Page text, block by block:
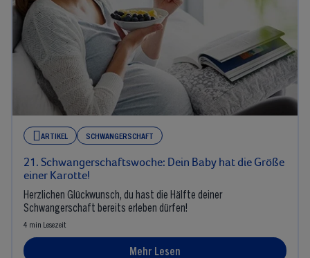
ARTIKEL SCHWANGERSCHAFT
21. Schwangerschaftswoche: Dein Baby hat die Größe
einer Karotte!
Herzlichen Glückwunsch, du hast die Hälfte deiner
Schwangerschaft bereits erleben dürfen!
4 min Lesezeit
Mehr Lesen